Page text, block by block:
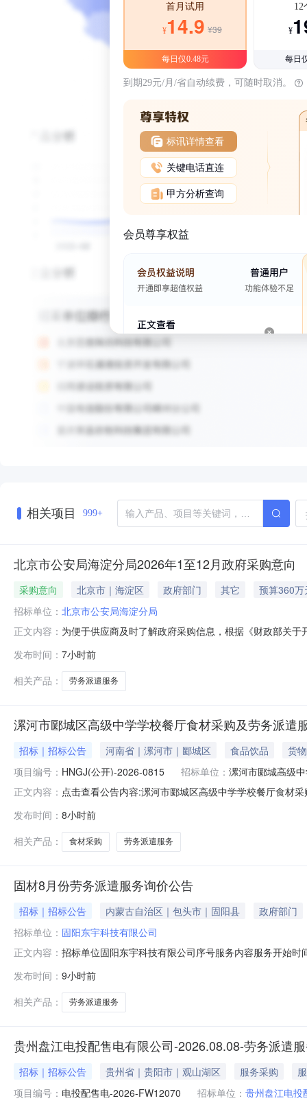
首月试用
¥14.9 ¥39
每日仅0.48元
12
¥
每日
到期29元/月/省自动续费，可随时取消。
标讯详情查看
关键电话直连
甲方分析查询
会员尊享权益
相关项目 999+
北京市公安局海淀分局2026年1至12月政府采购意向
采购意向 北京市｜海淀区 政府部门 其它
预算360万
招标单位： 北京市公安局海淀分局
正文内容： 为便于供应商及时了解政府采购信息，根据《财政部关
障******海淀分*外国人出入境服务厅工作稳定开展，并
发布时间： 7小时前
相关产品：
劳务派遣服务
漯河市郾城区高级中学学校餐厅食材采购及劳务派遣
招标｜招标公告 河南省｜漯河市｜郾城区 食品饮品
货物
项目编号： HNGJ(公开)-2026-0815 招标单位： 漯河市郾城高级
正文内容： 点击查看公告内容:漯河市郾城区高级中学学校餐厅食材
发布时间： 8小时前
相关产品：
食材采购 劳务派遣服务
固材8月份劳务派遣服务询价公告
招标｜招标公告 内蒙古自治区｜包头市｜固阳县
政府部门
招标单位： 固阳东宇科技有限公司
正文内容： 招标单位固阳东宇科技有限公司序号服务内容服务开始
产状态。最近三年内没有骗取中标、严重违约、重大安
主管：申主管
发布时间： 9小时前
相关产品：
劳务派遣服务
贵州盘江电投配售电有限公司-2026.08.08-劳务派遣
招标｜招标公告 贵州省｜贵阳市｜观山湖区 服务采购
项目编号： 电投配售电-2026-FW12070 招标单位： 贵州盘江电投